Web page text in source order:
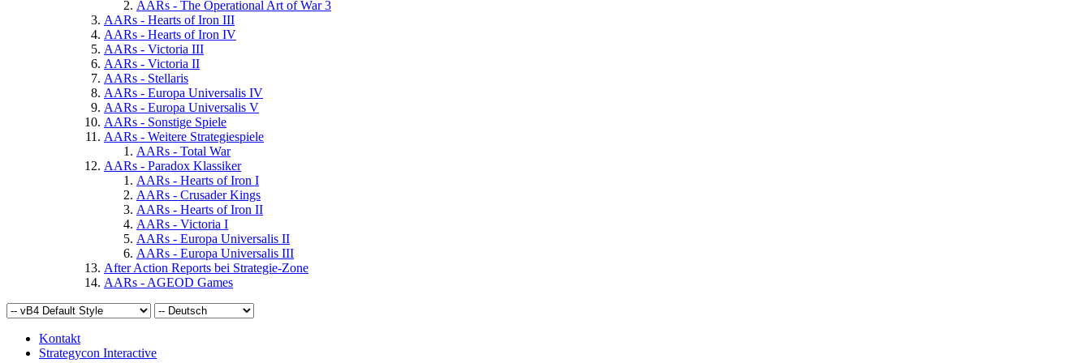
AARs - The Operational Art of War 3
AARs - Hearts of Iron III
AARs - Hearts of Iron IV
AARs - Victoria III
AARs - Victoria II
AARs - Stellaris
AARs - Europa Universalis IV
AARs - Europa Universalis V
AARs - Sonstige Spiele
AARs - Weitere Strategiespiele
AARs - Total War
AARs - Paradox Klassiker
AARs - Hearts of Iron I
AARs - Crusader Kings
AARs - Hearts of Iron II
AARs - Victoria I
AARs - Europa Universalis II
AARs - Europa Universalis III
After Action Reports bei Strategie-Zone
AARs - AGEOD Games
Kontakt
Strategycon Interactive